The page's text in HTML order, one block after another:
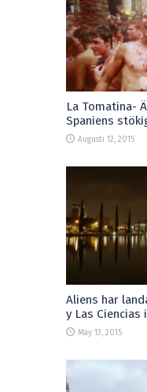
La Tomatina-
Spaniens
Augusti 12, 2015
Aliens har
y Las Ciencias
May 13, 2015